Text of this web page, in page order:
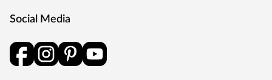
Social Media